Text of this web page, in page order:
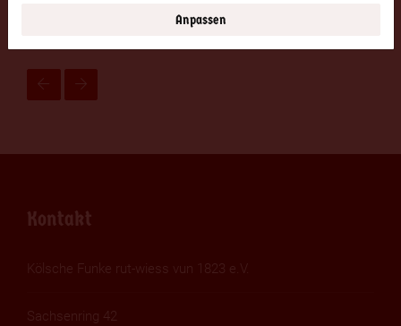
Kontakt
Kölsche Funke rut-wiess vun 1823 e.V.
Sachsenring 42
Anpassen